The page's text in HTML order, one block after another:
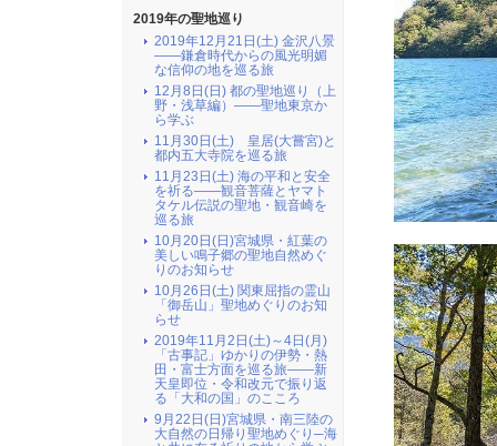
2019年の聖地巡り
2019年12月21日(土) 金沢八景
――鎌倉時代からの風光明媚
な信仰の地を巡る旅
12月8日(日) 都の聖地巡り（上
野・浅草編）――聖地東京か
ら学ぶ
11月30日(土) 皇居(大嘗宮)と
都内五大寺院を巡る旅
11月23日(土) 海の平和と安全
を祈る――観音菩薩とヤマト
タケル伝説の聖地・観音崎を
巡る旅
10月20日(日)宮城県・紅葉の
美しい鳴子郷の聖地自然めぐ
りのお知らせ
10月26日(土) 関東屈指の霊山
「御岳山」聖地めぐりのお知
らせ
2019年11月2日(土)～4日(月)
「古事記」ゆかりの伊勢・熱
田・富士方面を巡る旅――新
天皇即位・令和改元で振り返
る「大和の国」のこころ
9月22日(日)宮城県・南三陸の
大自然の日帰り聖地めぐり─海